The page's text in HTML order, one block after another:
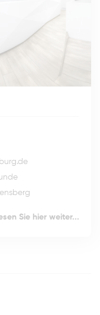
Sie hier weiter...